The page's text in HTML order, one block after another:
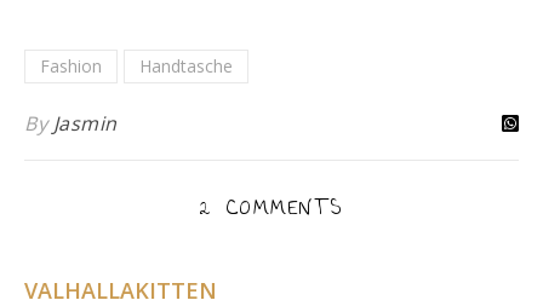
Fashion Handtasche
ByJasmin
2 COMMENTS
VALHALLAKITTEN